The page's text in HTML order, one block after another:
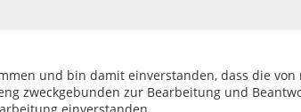
und bin damit einverstanden, dass die
zweckgebunden zur Bearbeitung und